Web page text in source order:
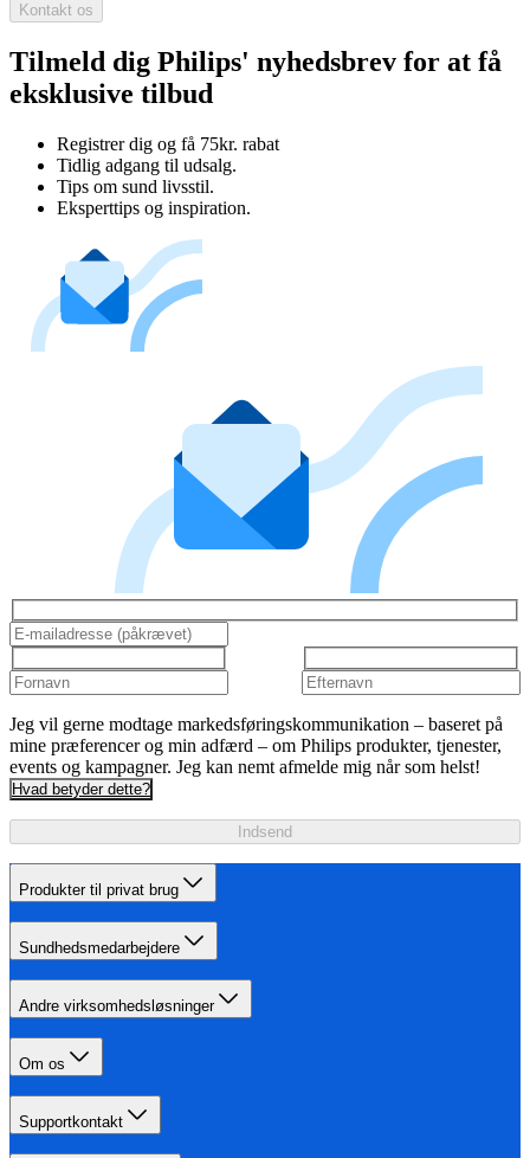
Kontakt os
Tilmeld dig Philips' nyhedsbrev for at få
eksklusive tilbud
Registrer dig og få 75kr. rabat
Tidlig adgang til udsalg.
Tips om sund livsstil.
Eksperttips og inspiration.
Jeg vil gerne modtage markedsføringskommunikation – baseret på
mine præferencer og min adfærd – om Philips produkter, tjenester,
events og kampagner. Jeg kan nemt afmelde mig når som helst!
Hvad betyder dette?
Indsend
Produkter til privat brug
Sundhedsmedarbejdere
Andre virksomhedsløsninger
Om os
Supportkontakt